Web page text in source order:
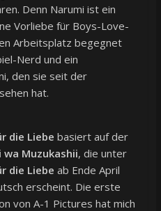
Denn Narumi ist ein
Vorliebe für Boys-Love-
Arbeitsplatz begegnet
Nerd und ein
den sie seit der
hat.
die Liebe basiert auf der
wa Muzukashii, die unter
die Liebe ab Ende April
erscheint. Die erste
von A-1 Pictures hat mich